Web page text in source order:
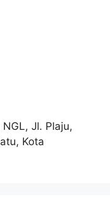
Jl. Plaju,
Kota